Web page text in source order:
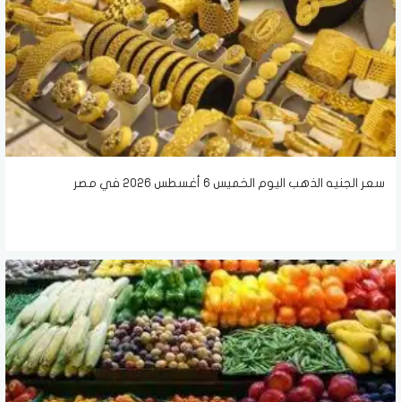
سعر الجنيه الذهب اليوم الخميس 6 أغسطس 2026 في مصر